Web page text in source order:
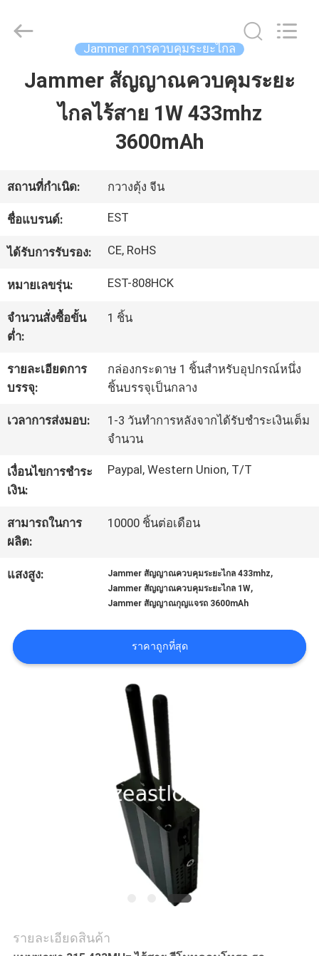
บ้าน
วิดีโอ
เกี่ยว
กับ
เรา
ทัวร์
โรงงาน
คุณภาพ
ติดต่อ
เรา
EASTLONGE
ELECTRONICS(HK)
Jammer การควบคุมระยะไกล
Jammer สัญญาณควบคุมระยะ
ไกลไร้สาย 1W 433mhz
3600mAh
สถานที่กำเนิด: กวางตุ้ง จีน
ชื่อแบรนด์: EST
ได้รับการรับรอง: CE, RoHS
หมายเลขรุ่น: EST-808HCK
จำนวนสั่งซื้อขั้น
ต่ำ:
1 ชิ้น
รายละเอียดการ
บรรจุ:
กล่องกระดาษ 1 ชิ้นสำหรับอุปกรณ์หนึ่ง
ชิ้นบรรจุเป็นกลาง
เวลาการส่งมอบ:
1-3 วันทำการหลังจากได้รับชำระเงินเต็ม
จำนวน
เงื่อนไขการชำระ
เงิน:
Paypal, Western Union, T/T
สามารถในการ
ผลิต:
10000 ชิ้นต่อเดือน
แสงสูง: Jammer สัญญาณควบคุมระยะไกล 433mhz,
Jammer สัญญาณควบคุมระยะไกล 1W,
Jammer สัญญาณกุญแจรถ 3600mAh
ราคาถูกที่สุด
รายละเอียดสินค้า